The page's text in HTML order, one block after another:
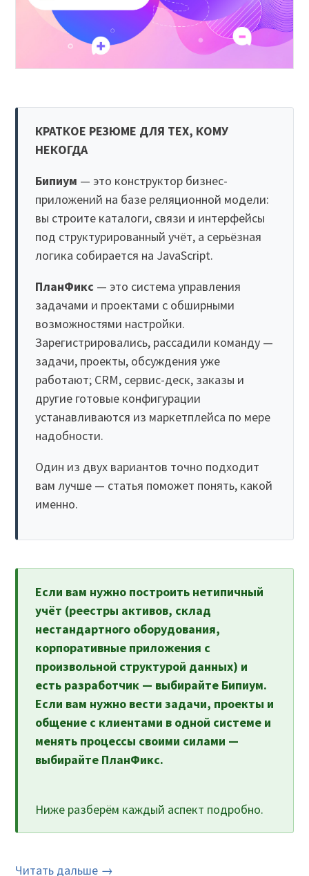
КРАТКОЕ РЕЗЮМЕ ДЛЯ ТЕХ, КОМУ
НЕКОГДА
Бипиум — это конструктор бизнес-
приложений на базе реляционной модели:
вы строите каталоги, связи и интерфейсы
под структурированный учёт, а серьёзная
логика собирается на JavaScript.
ПланФикс — это система управления
задачами и проектами с обширными
возможностями настройки.
Зарегистрировались, рассадили команду —
задачи, проекты, обсуждения уже
работают; CRM, сервис-деск, заказы и
другие готовые конфигурации
устанавливаются из маркетплейса по мере
надобности.
Один из двух вариантов точно подходит
вам лучше — статья поможет понять, какой
именно.
Если вам нужно построить нетипичный
учёт (реестры активов, склад
нестандартного оборудования,
корпоративные приложения с
произвольной структурой данных) и
есть разработчик — выбирайте Бипиум.
Если вам нужно вести задачи, проекты и
общение с клиентами в одной системе и
менять процессы своими силами —
выбирайте ПланФикс.
Ниже разберём каждый аспект подробно.
Читать дальше →